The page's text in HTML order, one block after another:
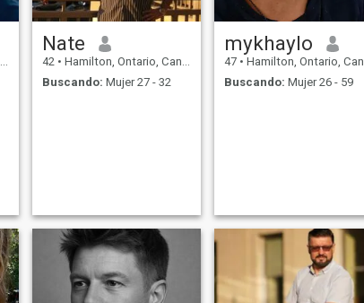
Nate
42 • Hamilton, Ontario, Canadá
Buscando: Mujer 27 - 32
mykhaylo
47 • Hamilton, Ontario, Canadá
Buscando: Mujer 26 - 59